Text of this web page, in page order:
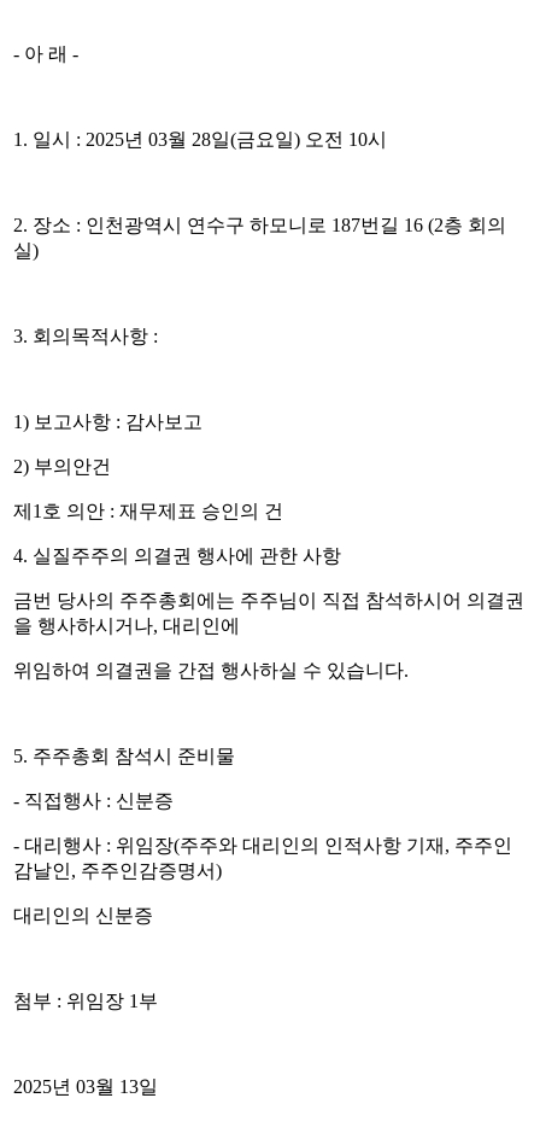
- 아 래 -
1. 일시 : 2025년 03월 28일(금요일) 오전 10시
2. 장소 : 인천광역시 연수구 하모니로 187번길 16 (2층 회의
실)
3. 회의목적사항 :
1) 보고사항 : 감사보고
2) 부의안건
제 1 호 의안 : 재무제표 승인의 건
4. 실질주주의 의결권 행사에 관한 사항
금번 당사의 주주총회에는 주주님이 직접 참석하시어 의결권
을 행사하시거나, 대리인에
위임하여 의결권을 간접 행사하실 수 있습니다.
5. 주주총회 참석시 준비물
- 직접행사 : 신분증
- 대리행사 : 위임장(주주와 대리인의 인적사항 기재 , 주주인
감날인, 주주인감증명서)
대리인의 신분증
첨부 : 위임장 1 부
2025년 03월 13일